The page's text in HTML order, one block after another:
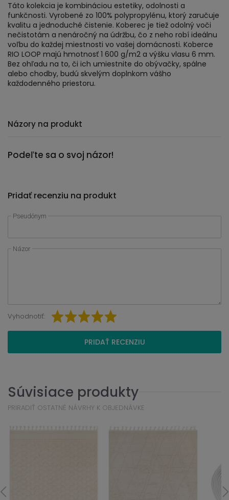
Táto kolekcia je kombináciou estetiky, odolnosti a
funkčnosti. Vyrobené zo 100% polypropylénu, ktorý zaručuje
kvalitu a jednoduché čistenie. Koberec je tiež odolný voči
nečistotám a nenáročný na údržbu, čo z neho robí ideálnu
voľbu do každej miestnosti vo vašej domácnosti. Koberce
RIO LOOP majú hmotnosť 1 600 g/m2 a výšku vlasu 6 mm.
Bez ohľadu na to, či ich umiestnite do obývačky, spálne
alebo chodby, budú skvelým doplnkom vášho
každodenného priestoru.
Názory na produkt
Podeľte sa o svoj názor!
Pridať recenziu na produkt
Pseudónym
Názor
Vyhodnotiť:
PRIDAŤ RECENZIU
Súvisiace produkty
PRIRADIŤ OSTATNÉ NÁVRHY K OBJEDNÁVKE